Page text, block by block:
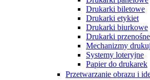
Drukarki biletowe
Drukarki etykiet
Drukarki biurkowe
Drukarki przenośne
Mechanizmy
Systemy loteryjne
Papier do drukarek
Przetwarzanie obrazu i